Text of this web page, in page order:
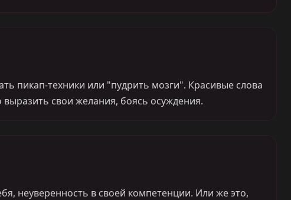
пикап-техники или "пудрить мозги". Красивые слова
свои желания, боясь осуждения.
неуверенность в своей компетенции. Или же это,